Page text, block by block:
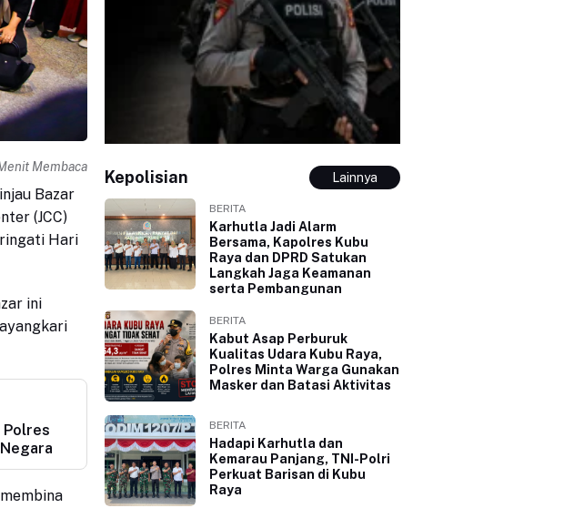
Membaca
Bazar
(JCC)
Hari
ini
Polres
Kepolisian Lainnya
BERITA
Karhutla Jadi Alarm
Bersama, Kapolres Kubu
Raya dan DPRD Satukan
Langkah Jaga Keamanan
serta Pembangunan
BERITA
Kabut Asap Perburuk
Kualitas Udara Kubu Raya,
Polres Minta Warga Gunakan
Masker dan Batasi Aktivitas
BERITA
Hadapi Karhutla dan
Kemarau Panjang, TNI-Polri
Perkuat Barisan di Kubu
Raya